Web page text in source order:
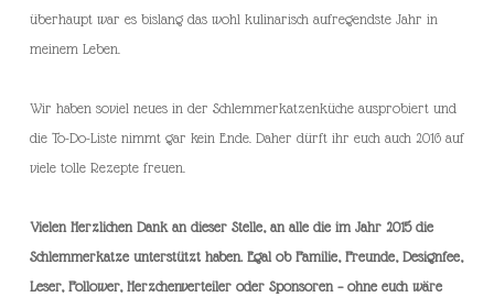
überhaupt war es bislang das wohl kulinarisch aufregendste Jahr in
meinem Leben.
Wir haben soviel neues in der Schlemmerkatzenküche ausprobiert und
die To-Do-Liste nimmt gar kein Ende. Daher dürft ihr euch auch 2016 auf
viele tolle Rezepte freuen.
Vielen Herzlichen Dank an dieser Stelle, an alle die im Jahr 2015 die
Schlemmerkatze unterstützt haben. Egal ob Familie, Freunde, Designfee,
Leser, Follower, Herzchenverteiler oder Sponsoren – ohne euch wäre